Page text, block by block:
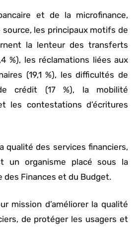
et de la microfinance,
source, les principaux motifs de
la lenteur des transferts
%), les réclamations liées aux
(19,1 %), les difficultés de
crédit (17 %), la mobilité
les contestations d’écritures
qualité des services financiers,
un organisme placé sous la
Finances et du Budget.
mission d’améliorer la qualité
de protéger les usagers et